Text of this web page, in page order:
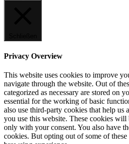
Privacy Overview
This website uses cookies to improve
navigate through the website. Out of
categorized as necessary are stored on
essential for the working of basic
also use third-party cookies that help us
you use this website. These cookies
only with your consent. You also have
cookies. But opting out of some of